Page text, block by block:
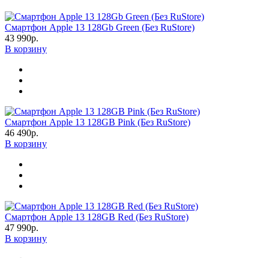
Смартфон Apple 13 128Gb Green (Без RuStore)
43 990р.
В корзину
Смартфон Apple 13 128GB Pink (Без RuStore)
46 490р.
В корзину
Смартфон Apple 13 128GB Red (Без RuStore)
47 990р.
В корзину